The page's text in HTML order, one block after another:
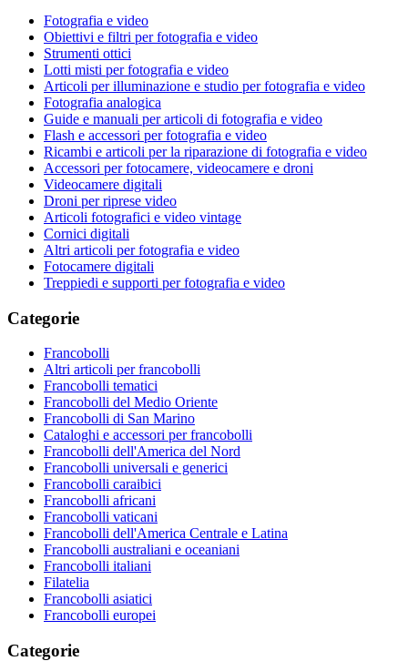
Fotografia e video
Obiettivi e filtri per fotografia e video
Strumenti ottici
Lotti misti per fotografia e video
Articoli per illuminazione e studio per fotografia e video
Fotografia analogica
Guide e manuali per articoli di fotografia e video
Flash e accessori per fotografia e video
Ricambi e articoli per la riparazione di fotografia e video
Accessori per fotocamere, videocamere e droni
Videocamere digitali
Droni per riprese video
Articoli fotografici e video vintage
Cornici digitali
Altri articoli per fotografia e video
Fotocamere digitali
Treppiedi e supporti per fotografia e video
Categorie
Francobolli
Altri articoli per francobolli
Francobolli tematici
Francobolli del Medio Oriente
Francobolli di San Marino
Cataloghi e accessori per francobolli
Francobolli dell'America del Nord
Francobolli universali e generici
Francobolli caraibici
Francobolli africani
Francobolli vaticani
Francobolli dell'America Centrale e Latina
Francobolli australiani e oceaniani
Francobolli italiani
Filatelia
Francobolli asiatici
Francobolli europei
Categorie